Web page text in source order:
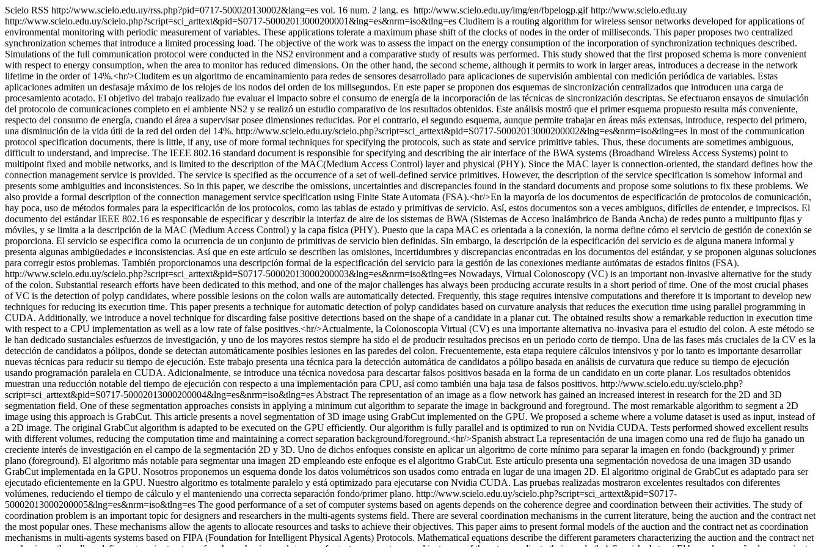
Scielo RSS http://www.scielo.edu.uy/rss.php?pid=0717-500020130002&lang=es vol. 16 num. 2 lang. es http://www.scielo.edu.uy/img/en/fbpelogp.gif http://www.scielo.edu.uy
http://www.scielo.edu.uy/scielo.php?script=sci_arttext&pid=S0717-50002013000200001&lng=es&nrm=iso&tlng=es Cluditem is a routing algorithm for wireless sensor networks developed for applications of
environmental monitoring with periodic measurement of variables. These applications tolerate a maximum phase shift of the clocks of nodes in the order of milliseconds. This paper proposes two centralized
synchronization schemes that introduce a limited processing load. The objective of the work was to assess the impact on the energy consumption of the incorporation of synchronization techniques described.
Simulations of the full communication protocol were conducted in the NS2 environment and a comparative study of results was performed. This study showed that the first proposed schema is more convenient
with respect to energy consumption, when the area to monitor has reduced dimensions. On the other hand, the second scheme, although it permits to work in larger areas, introduces a decrease in the network
lifetime in the order of 14%.<hr/>Cluditem es un algoritmo de encaminamiento para redes de sensores desarrollado para aplicaciones de supervisión ambiental con medición periódica de variables. Estas
aplicaciones admiten un desfasaje máximo de los relojes de los nodos del orden de los milisegundos. En este paper se proponen dos esquemas de sincronización centralizados que introducen una carga de
procesamiento acotado. El objetivo del trabajo realizado fue evaluar el impacto sobre el consumo de energía de la incorporación de las técnicas de sincronización descriptas. Se efectuaron ensayos de simulación
del protocolo de comunicaciones completo en el ambiente NS2 y se realizó un estudio comparativo de los resultados obtenidos. Este análisis mostró que el primer esquema propuesto resulta más conveniente,
respecto del consumo de energía, cuando el área a supervisar posee dimensiones reducidas. Por el contrario, el segundo esquema, aunque permite trabajar en áreas más extensas, introduce, respecto del primero,
una disminución de la vida útil de la red del orden del 14%. http://www.scielo.edu.uy/scielo.php?script=sci_arttext&pid=S0717-50002013000200002&lng=es&nrm=iso&tlng=es In most of the communication
protocol specification documents, there is little, if any, use of more formal techniques for specifying the protocols, such as state and service primitive tables. Thus, these documents are sometimes ambiguous,
difficult to understand, and imprecise. The IEEE 802.16 standard document is responsible for specifying and describing the air interface of the BWA systems (Broadband Wireless Access Systems) point to
multipoint fixed and mobile networks, and is limited to the description of the MAC(Medium Access Control) layer and physical (PHY). Since the MAC layer is connection-oriented, the standard defines how the
connection management service is provided. The service is specified as the occurrence of a set of well-defined service primitives. However, the description of the service specification is somehow informal and
presents some ambiguities and inconsistences. So in this paper, we describe the omissions, uncertainties and discrepancies found in the standard documents and propose some solutions to fix these problems. We
also provide a formal description of the connection management service specification using Finite State Automata (FSA).<hr/>En la mayoría de los documentos de especificación de protocolos de comunicación,
hay poca, uso de métodos formales para la especificación de los protocolos, como las tablas de estado y primitivas de servicio. Así, estos documentos son a veces ambiguos, difíciles de entender, e imprecisos. El
documento del estándar IEEE 802.16 es responsable de especificar y describir la interfaz de aire de los sistemas de BWA (Sistemas de Acceso Inalámbrico de Banda Ancha) de redes punto a multipunto fijas y
móviles, y se limita a la descripción de la MAC (Medium Access Control) y la capa física (PHY). Puesto que la capa MAC es orientada a la conexión, la norma define cómo el servicio de gestión de conexión se
proporciona. El servicio se especifica como la ocurrencia de un conjunto de primitivas de servicio bien definidas. Sin embargo, la descripción de la especificación del servicio es de alguna manera informal y
presenta algunas ambigüedades e inconsistencias. Así que en este artículo se describen las omisiones, incertidumbres y discrepancias encontradas en los documentos del estándar, y se proponen algunas soluciones
para corregir estos problemas. También proporcionamos una descripción formal de la especificación del servicio para la gestión de las conexiones mediante autómatas de estados finitos (FSA).
http://www.scielo.edu.uy/scielo.php?script=sci_arttext&pid=S0717-50002013000200003&lng=es&nrm=iso&tlng=es Nowadays, Virtual Colonoscopy (VC) is an important non-invasive alternative for the study
of the colon. Substantial research efforts have been dedicated to this method, and one of the major challenges has always been producing accurate results in a short period of time. One of the most crucial phases
of VC is the detection of polyp candidates, where possible lesions on the colon walls are automatically detected. Frequently, this stage requires intensive computations and therefore it is important to develop new
techniques for reducing its execution time. This paper presents a technique for automatic detection of polyp candidates based on curvature analysis that reduces the execution time using parallel programming in
CUDA. Additionally, we introduce a novel technique for discarding false positive detections based on the shape of a candidate in a planar cut. The obtained results show a remarkable reduction in execution time
with respect to a CPU implementation as well as a low rate of false positives.<hr/>Actualmente, la Colonoscopia Virtual (CV) es una importante alternativa no-invasiva para el estudio del colon. A este método se
le han dedicado sustanciales esfuerzos de investigación, y uno de los mayores restos siempre ha sido el de producir resultados precisos en un periodo corto de tiempo. Una de las fases más cruciales de la CV es la
detección de candidatos a pólipos, donde se detectan automáticamente posibles lesiones en las paredes del colon. Frecuentemente, esta etapa requiere cálculos intensivos y por lo tanto es importante desarrollar
nuevas técnicas para reducir su tiempo de ejecución. Este trabajo presenta una técnica para la detección automática de candidatos a pólipo basada en análisis de curvatura que reduce su tiempo de ejecución
usando programación paralela en CUDA. Adicionalmente, se introduce una técnica novedosa para descartar falsos positivos basada en la forma de un candidato en un corte planar. Los resultados obtenidos
muestran una reducción notable del tiempo de ejecución con respecto a una implementación para CPU, así como también una baja tasa de falsos positivos. http://www.scielo.edu.uy/scielo.php?
script=sci_arttext&pid=S0717-50002013000200004&lng=es&nrm=iso&tlng=es Abstract The representation of an image as a flow network has gained an increased interest in research for the 2D and 3D
segmentation field. One of these segmentation approaches consists in applying a minimum cut algorithm to separate the image in background and foreground. The most remarkable algorithm to segment a 2D
image using this approach is GrabCut. This article presents a novel segmentation of 3D image using GrabCut implemented on the GPU. We proposed a scheme where a volume dataset is used as input, instead of
a 2D image. The original GrabCut algorithm is adapted to be executed on the GPU efficiently. Our algorithm is fully parallel and is optimized to run on Nvidia CUDA. Tests performed showed excellent results
with different volumes, reducing the computation time and maintaining a correct separation background/foreground.<hr/>Spanish abstract La representación de una imagen como una red de flujo ha ganado un
creciente interés de investigación en el campo de la segmentación 2D y 3D. Uno de dichos enfoques consiste en aplicar un algoritmo de corte mínimo para separar la imagen en fondo (background) y primer
plano (foreground). El algoritmo más notable para segmentar una imagen 2D empleando este enfoque es el algoritmo GrabCut. Este artículo presenta una segmentación novedosa de una imagen 3D usando
GrabCut implementada en la GPU. Nosotros proponemos un esquema donde los datos volumétricos son usados como entrada en lugar de una imagen 2D. El algoritmo original de GrabCut es adaptado para ser
ejecutado eficientemente en la GPU. Nuestro algoritmo es totalmente paralelo y está optimizado para ejecutarse con Nvidia CUDA. Las pruebas realizadas mostraron excelentes resultados con diferentes
volúmenes, reduciendo el tiempo de cálculo y el manteniendo una correcta separación fondo/primer plano. http://www.scielo.edu.uy/scielo.php?script=sci_arttext&pid=S0717-
50002013000200005&lng=es&nrm=iso&tlng=es The good performance of a set of computer systems based on agents depends on the coherence degree and coordination between their activities. The study of
coordination problem is an important topic for designers and researchers in the multi-agents systems field. There are several coordination mechanisms in the current literature, being the auction and the contract net
the most popular ones. These mechanisms allow the agents to allocate resources and tasks to achieve their objectives. This paper aims to present formal models of the auction and the contract net as coordination
mechanisms in multi-agents systems based on FIPA (Foundation for Intelligent Physical Agents) Protocols. Mathematical equations describe the different parameters characterizing the auction and the contract net